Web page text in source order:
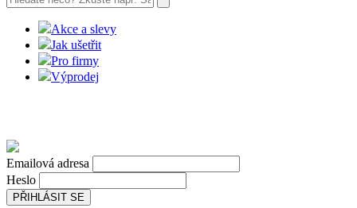
Akce a slevy
Jak ušetřit
Pro firmy
Výprodej
Emailová adresa
Heslo
PŘIHLÁSIT SE